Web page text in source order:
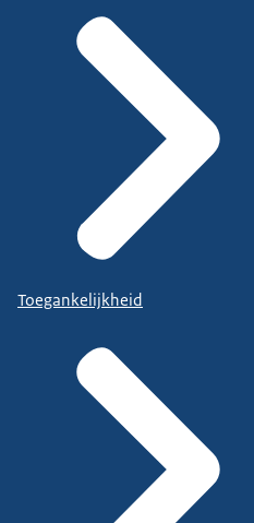
Toegankelijkheid